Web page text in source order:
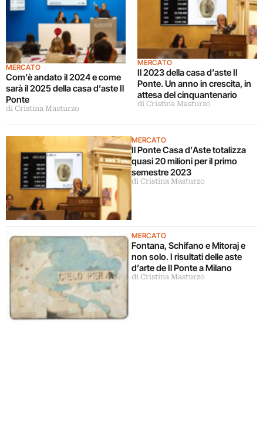
MERCATO
Com’è andato il 2024 e come
sarà il 2025 della casa d’aste Il
Ponte
di Cristina Masturzo
MERCATO
Il 2023 della casa d’aste Il
Ponte. Un anno in crescita, in
attesa del cinquantenario
di Cristina Masturzo
MERCATO
Il Ponte Casa d’Aste totalizza
quasi 20 milioni per il primo
semestre 2023
di Cristina Masturzo
MERCATO
Fontana, Schifano e Mitoraj e
non solo. I risultati delle aste
d’arte de Il Ponte a Milano
di Cristina Masturzo